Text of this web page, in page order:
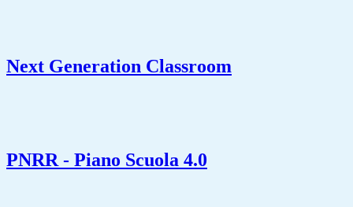
Next Generation Classroom
PNRR - Piano Scuola 4.0